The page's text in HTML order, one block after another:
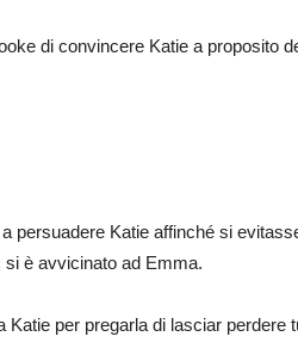
di convincere Katie a proposito
persuadere Katie affinché si
è avvicinato ad Emma.
Katie per pregarla di lasciar perdere